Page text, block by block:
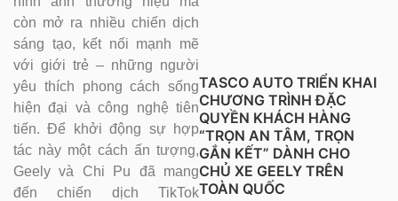
còn mở ra nhiều chiến dịch
sáng tạo, kết nối mạnh mẽ
với giới trẻ – những người
yêu thích phong cách sống
hiện đại và công nghệ tiên
tiến. Để khởi động sự hợp
tác này một cách ấn tượng,
Geely và Chi Pu đã mang
đến chiến dịch TikTok
TASCO AUTO TRIỂN KHAI
CHƯƠNG TRÌNH ĐẶC
QUYỀN KHÁCH HÀNG
“TRỌN AN TÂM, TRỌN
GẮN KẾT” DÀNH CHO
CHỦ XE GEELY TRÊN
TOÀN QUỐC